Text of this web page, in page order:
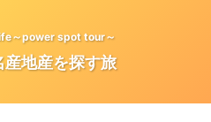
～power spot tour～
産地産を探す旅